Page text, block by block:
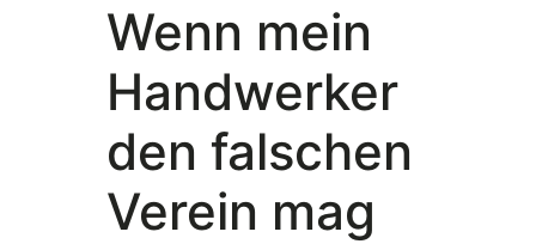
Wenn mein
Handwerker
den falschen
Verein mag